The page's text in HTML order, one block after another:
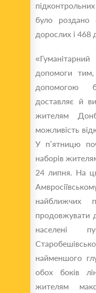
було роздано
дорослих і 468
допомоги тим,
допомогою
доставляє й
жителям
можливість
У п’ятницю
наборів
24 липня. На
найближчих
продовжувати
населені
найменшого
обох боків
жителям